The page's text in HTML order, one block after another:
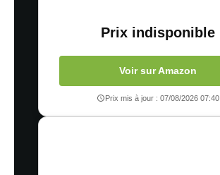
Prix indisponible
Voir sur Amazon
Prix mis à jour : 07/08/2026 07:40